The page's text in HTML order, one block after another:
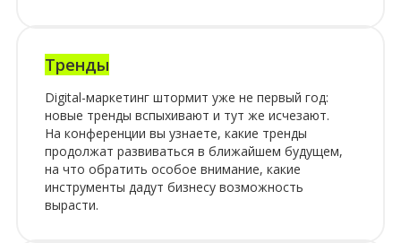
Тренды
Digital-маркетинг штормит уже не первый год:
новые тренды вспыхивают и тут же исчезают.
На конференции вы узнаете, какие тренды
продолжат развиваться в ближайшем будущем,
на что обратить особое внимание, какие
инструменты дадут бизнесу возможность
вырасти.